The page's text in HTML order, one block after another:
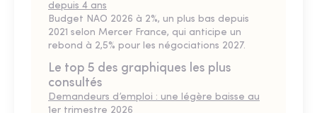
depuis 4 ans
Budget NAO 2026 à 2%, un plus bas depuis
2021 selon Mercer France, qui anticipe un
rebond à 2,5% pour les négociations 2027.
Le top 5 des graphiques les plus
consultés
Demandeurs d’emploi : une légère baisse au
1er trimestre 2026